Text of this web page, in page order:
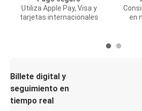
Utiliza Apple Pay, Visa y
tarjetas internacionales
en
Billete digital y
seguimiento en
tiempo real